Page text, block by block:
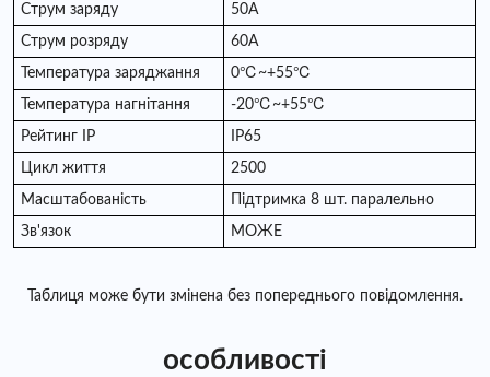
Струм заряду 50A
Струм розряду 60A
Температура заряджання 0℃~+55℃
Температура нагнітання -20℃~+55℃
Рейтинг IP IP65
Цикл життя 2500
Масштабованість Підтримка 8 шт. паралельно
Зв'язок МОЖЕ
Таблиця може бути змінена без попереднього повідомлення.
особливості